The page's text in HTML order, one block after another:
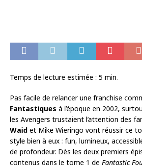
Temps de lecture estimée : 5 min.
Pas facile de relancer une franchise
Fantastiques à l’époque en 2002,
les Avengers trustaient l’attention des
Waid et Mike Wieringo vont réussir ce
style bien à eux : fun, lumineux,
de profondeur. Dès les deux premiers
contenus dans le tome 1 de Fantastic